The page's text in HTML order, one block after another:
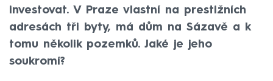
investovat. V Praze vlastní na prestižních
adresách tři byty, má dům na Sázavě a k
tomu několik pozemků. Jaké je jeho
soukromí?